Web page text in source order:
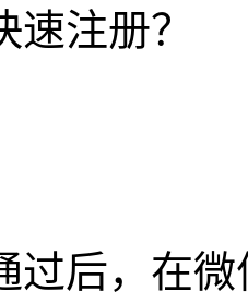
注册？
过后，在